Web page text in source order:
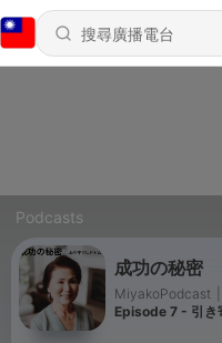
Podcasts
成功の秘密
MiyakoPodcast
Episode 7 - 引き